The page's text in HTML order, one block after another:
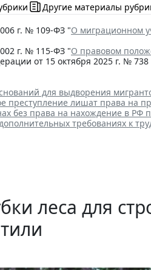
Другие материалы
г. № 109-ФЗ "О миграционном
г. № 115-ФЗ "О правовом
от 15 октября 2025 г. №
для выдворения
преступление лишат права на
без права на нахождение в РФ
требованиях к
леса для